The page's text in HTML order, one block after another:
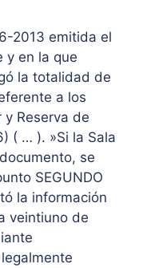
2013 emitida el
y en la que
la totalidad de
a los
Reserva de
( … ). »Si la Sala
se
SEGUNDO
la información
veintiuno de